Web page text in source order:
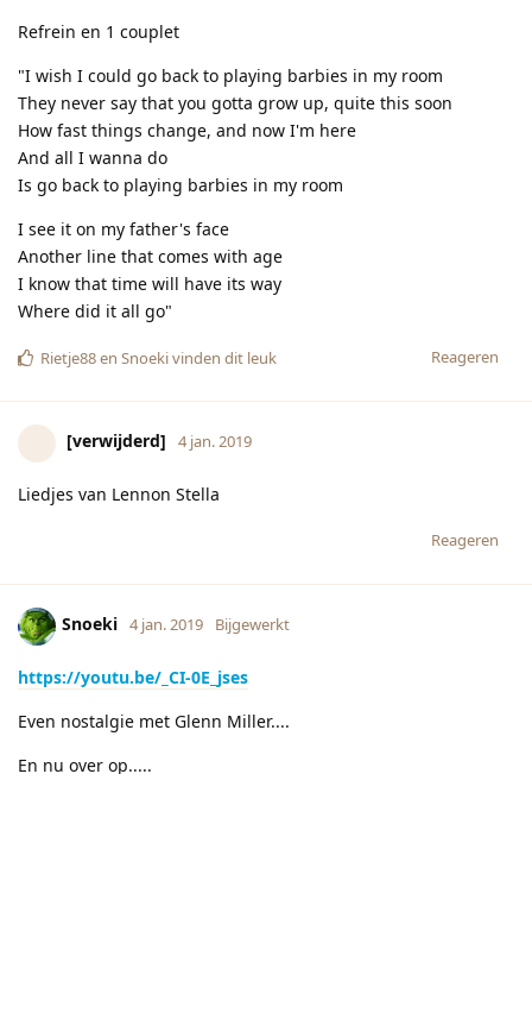
Refrein en 1 couplet
"I wish I could go back to playing barbies in my room
They never say that you gotta grow up, quite this soon
How fast things change, and now I'm here
And all I wanna do
Is go back to playing barbies in my room
I see it on my father's face
Another line that comes with age
I know that time will have its way
Where did it all go"
Reageren
Rietje88en Snoekivinden dit leuk
[verwijderd] 4 jan. 2019
Liedjes van Lennon Stella
Reageren
Snoeki 4 jan. 2019 Bijgewerkt
https://youtu.be/_CI-0E_jses
Even nostalgie met Glenn Miller....
En nu over op.....